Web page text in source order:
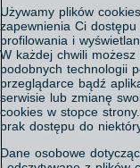
Aplikacja Polsat
Regulaminy i
Polityka
Polityka cookies
Ustawienia cookies
Informacja o
Informacja prawna
Akt o Usługach
Pomoc
Porady - FAQ
Mapa salonów
Mapa zasięgu
Mapa strony
Serwis
Investor Relations
Relacje inwestorskie
Praca
Centrum obsługi
Używamy plików
zapewnienia Ci dostępu
profilowania i
W każdej chwili
podobnych technologii
przeglądarce bądź
serwisie lub zmianę
cookies w stopce
brak dostępu do
Dane osobowe